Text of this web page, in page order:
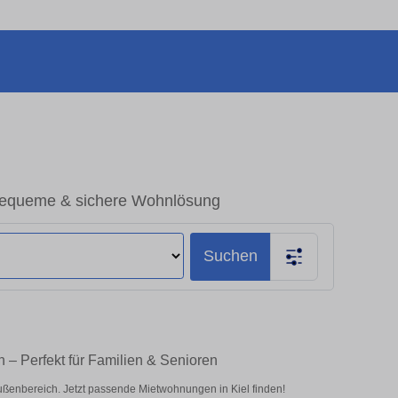
& sichere Wohnlösung
Suchen
– Perfekt für Familien & Senioren
Jetzt passende Mietwohnungen in Kiel finden!